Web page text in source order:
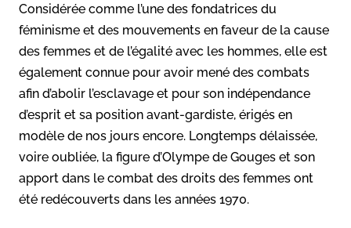
Considérée comme l’une des fondatrices du
féminisme et des mouvements en faveur de la cause
des femmes et de l’égalité avec les hommes, elle est
également connue pour avoir mené des combats
afin d’abolir l’esclavage et pour son indépendance
d’esprit et sa position avant-gardiste, érigés en
modèle de nos jours encore. Longtemps délaissée,
voire oubliée, la figure d’Olympe de Gouges et son
apport dans le combat des droits des femmes ont
été redécouverts dans les années 1970.